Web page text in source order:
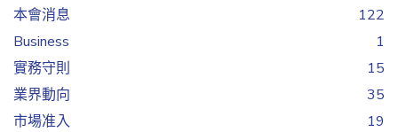
本會消息
122
Business
1
實務守則
15
業界動向
35
市場准入
19